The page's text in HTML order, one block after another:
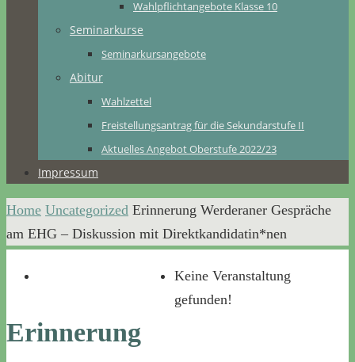
Wahlpflichtangebote Klasse 10
Seminarkurse
Seminarkursangebote
Abitur
Wahlzettel
Freistellungsantrag für die Sekundarstufe II
Aktuelles Angebot Oberstufe 2022/23
Impressum
Home Uncategorized Erinnerung Werderaner Gespräche
am EHG – Diskussion mit Direktkandidatin*nen
Erinnerung
Keine Veranstaltung
gefunden!